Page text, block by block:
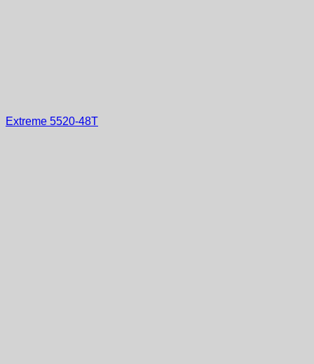
Extreme 5520-48T